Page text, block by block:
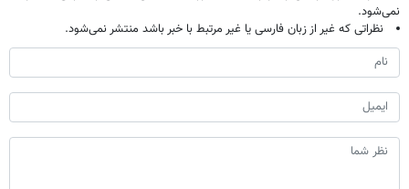
نمی‌شود.
نظراتی که غیر از زبان فارسی یا غیر مرتبط با خبر باشد منتشر نمی‌شود.